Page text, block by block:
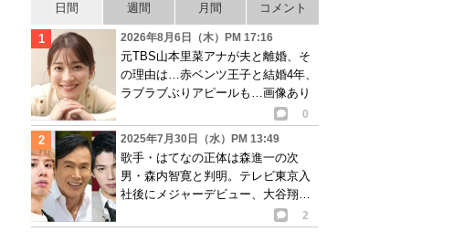
日間 週間 月間 コメント
2026年8月6日（木）PM 17:16
元TBS山本里菜アナが夫と離婚、そ
の理由は…赤ベンツ王子と結婚4年、
ラブラブぶりアピールも…画像あり
0
2025年7月30日（水）PM 13:49
歌手・はてなの正体は森進一の次
男・森内智寛と判明。テレビ東京入
社後にメジャーデビュー、大谷翔平
2